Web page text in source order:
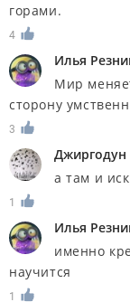
горами.
4
Илья
Мир
сторону
3
Джиргодун
а там и
1
Илья
именно
научится
1